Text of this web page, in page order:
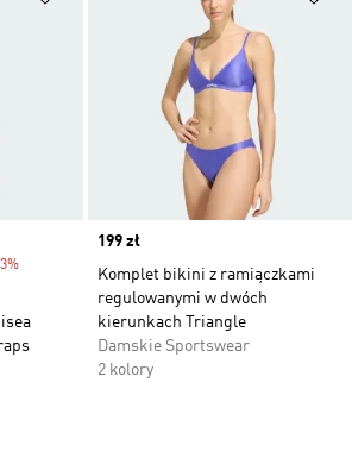
Price
199 zł
Komplet bikini z ramiączkami
regulowanymi w dwóch
kierunkach Triangle
Damskie Sportswear
2 kolory